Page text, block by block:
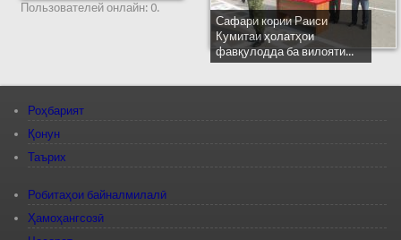
Пользователей онлайн: 0.
Сафари кории Раиси
Кумитаи ҳолатҳои
фавқулодда ба вилояти...
Роҳбарият
Қонун
Таърих
Робитаҳои байналмилалӣ
Ҳамоҳангсозӣ